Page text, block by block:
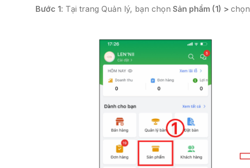
Bước 1: Tại trang Quản lý, bạn chọn Sản phẩm (1) > chọn